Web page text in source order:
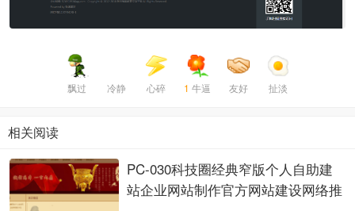
飘过 冷静 心碎 1 牛逼 友好 扯淡
相关阅读
PC-030科技圈经典窄版个人自助建
站企业网站制作官方网站建设网络推